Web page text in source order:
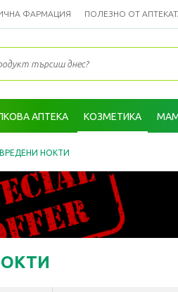
ФАРМАЦИЯ ПОЛЕЗНО ОТ
АПТЕКА КОЗМЕТИКА
НОКТИ